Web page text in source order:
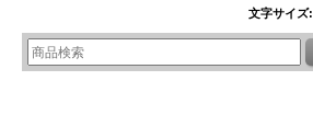
文字サイズ: